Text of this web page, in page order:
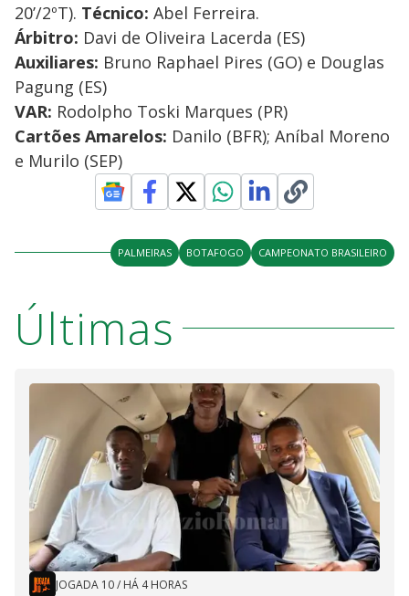
20’/2ºT). Técnico: Abel Ferreira.
Árbitro: Davi de Oliveira Lacerda (ES)
Auxiliares: Bruno Raphael Pires (GO) e Douglas
Pagung (ES)
VAR: Rodolpho Toski Marques (PR)
Cartões Amarelos: Danilo (BFR); Aníbal Moreno
e Murilo (SEP)
PALMEIRAS BOTAFOGO CAMPEONATO BRASILEIRO
Últimas
JOGADA 10/ HÁ 4 HORAS